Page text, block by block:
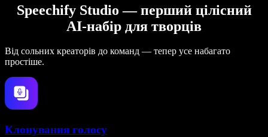
Speechify Studio — перший цілісний
AI-набір для творців
Від сольних креаторів до команд — тепер усе набагато
простіше.
Клонування голосу